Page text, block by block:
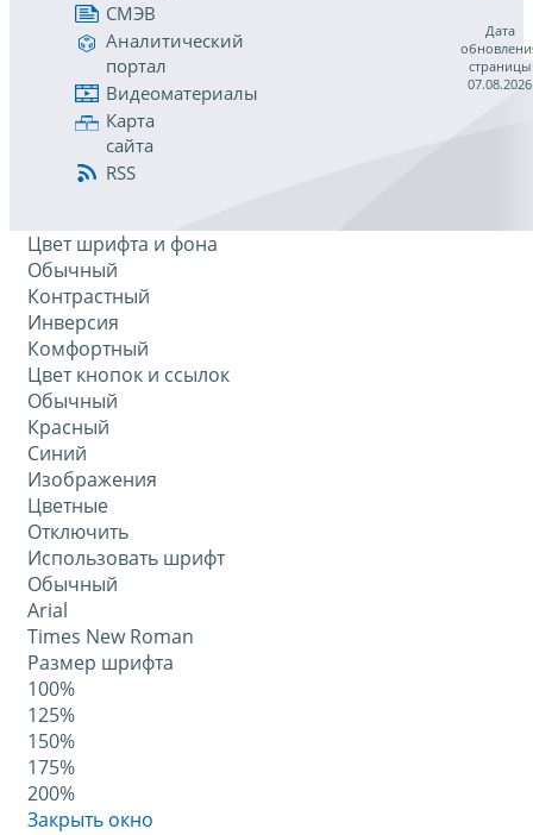
СМЭВ
Аналитический
портал
Видеоматериалы
Карта
сайта
RSS
Дата
страницы
07.08.2026
Цвет шрифта и фона
Обычный
Контрастный
Инверсия
Комфортный
Цвет кнопок и ссылок
Обычный
Красный
Синий
Изображения
Цветные
Отключить
Использовать шрифт
Обычный
Arial
Times New Roman
Размер шрифта
100%
125%
150%
175%
200%
Закрыть окно